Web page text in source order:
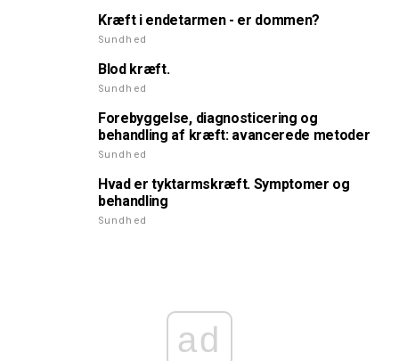
Kræft i endetarmen - er dommen?
Sundhed
Blod kræft.
Sundhed
Forebyggelse, diagnosticering og
behandling af kræft: avancerede metoder
Sundhed
Hvad er tyktarmskræft. Symptomer og
behandling
Sundhed
ad